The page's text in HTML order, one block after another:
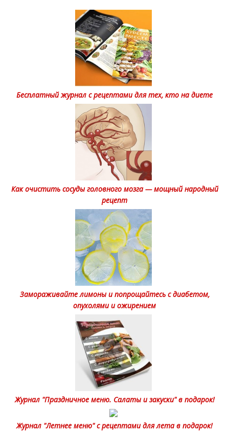
Бесплатный журнал с рецептами для тех, кто на диете
Как очистить сосуды головного мозга — мощный народный
рецепт
Замораживайте лимоны и попрощайтесь с диабетом,
опухолями и ожирением
Журнал "Праздничное меню. Салаты и закуски" в подарок!
Журнал "Летнее меню" с рецептами для лета в подарок!